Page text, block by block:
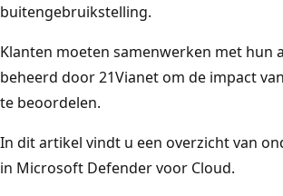
buitengebruikstelling.
Klanten moeten samenwerken met
beheerd door 21Vianet om de impact
te beoordelen.
In dit artikel vindt u een overzicht van
in Microsoft Defender voor Cloud.